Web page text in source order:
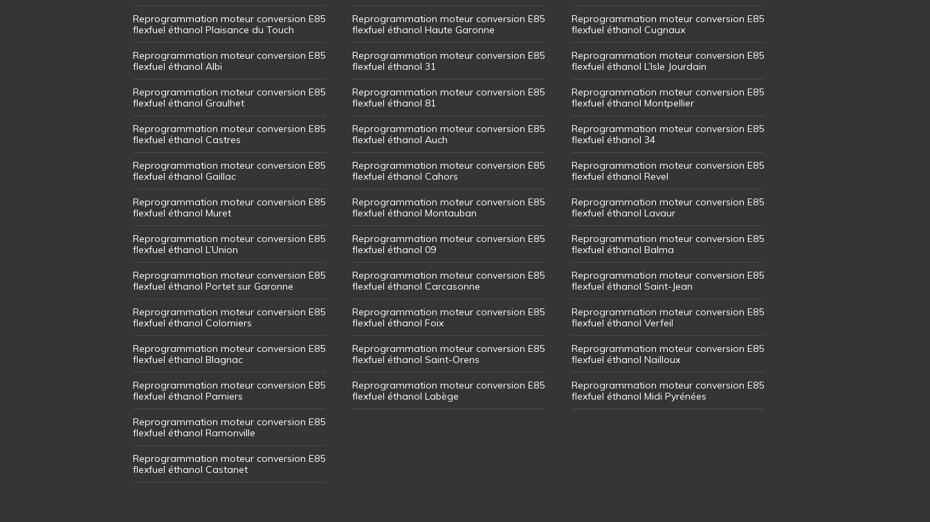
Reprogrammation moteur conversion E85
flexfuel éthanol Plaisance du Touch
Reprogrammation moteur conversion E85
flexfuel éthanol Albi
Reprogrammation moteur conversion E85
flexfuel éthanol Graulhet
Reprogrammation moteur conversion E85
flexfuel éthanol Castres
Reprogrammation moteur conversion E85
flexfuel éthanol Gaillac
Reprogrammation moteur conversion E85
flexfuel éthanol Muret
Reprogrammation moteur conversion E85
flexfuel éthanol L’Union
Reprogrammation moteur conversion E85
flexfuel éthanol Portet sur Garonne
Reprogrammation moteur conversion E85
flexfuel éthanol Colomiers
Reprogrammation moteur conversion E85
flexfuel éthanol Blagnac
Reprogrammation moteur conversion E85
flexfuel éthanol Pamiers
Reprogrammation moteur conversion E85
flexfuel éthanol Ramonville
Reprogrammation moteur conversion E85
flexfuel éthanol Castanet
Reprogrammation moteur conversion E85
flexfuel éthanol Haute Garonne
Reprogrammation moteur conversion E85
flexfuel éthanol 31
Reprogrammation moteur conversion E85
flexfuel éthanol 81
Reprogrammation moteur conversion E85
flexfuel éthanol Auch
Reprogrammation moteur conversion E85
flexfuel éthanol Cahors
Reprogrammation moteur conversion E85
flexfuel éthanol Montauban
Reprogrammation moteur conversion E85
flexfuel éthanol 09
Reprogrammation moteur conversion E85
flexfuel éthanol Carcasonne
Reprogrammation moteur conversion E85
flexfuel éthanol Foix
Reprogrammation moteur conversion E85
flexfuel éthanol Saint-Orens
Reprogrammation moteur conversion E85
flexfuel éthanol Labège
Reprogrammation moteur conversion E85
flexfuel éthanol Cugnaux
Reprogrammation moteur conversion E85
flexfuel éthanol L’Isle Jourdain
Reprogrammation moteur conversion E85
flexfuel éthanol Montpellier
Reprogrammation moteur conversion E85
flexfuel éthanol 34
Reprogrammation moteur conversion E85
flexfuel éthanol Revel
Reprogrammation moteur conversion E85
flexfuel éthanol Lavaur
Reprogrammation moteur conversion E85
flexfuel éthanol Balma
Reprogrammation moteur conversion E85
flexfuel éthanol Saint-Jean
Reprogrammation moteur conversion E85
flexfuel éthanol Verfeil
Reprogrammation moteur conversion E85
flexfuel éthanol Nailloux
Reprogrammation moteur conversion E85
flexfuel éthanol Midi Pyrénées